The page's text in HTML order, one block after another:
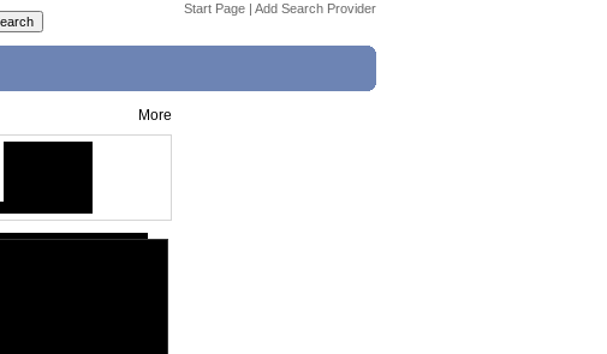
Start Page | Add Search Provider
More